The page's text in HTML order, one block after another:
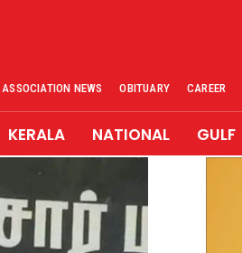
ASSOCIATION NEWS OBITUARY CAREER
KERALA NATIONAL GULF